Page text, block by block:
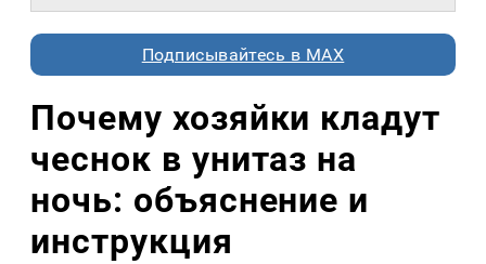
Подписывайтесь в MAX
Почему хозяйки кладут
чеснок в унитаз на
ночь: объяснение и
инструкция